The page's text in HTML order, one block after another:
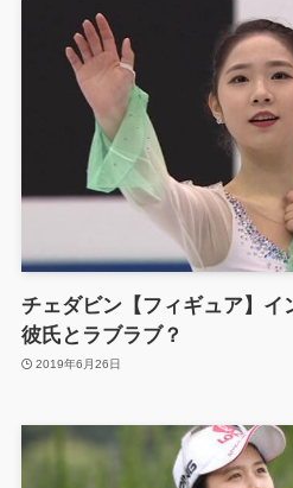
チェダビン【フィギュア】イ
彼氏とラブラブ？
2019年6月26日